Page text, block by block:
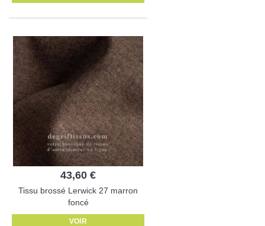
43,60 €
Tissu brossé Lerwick 27 marron
foncé
VOIR